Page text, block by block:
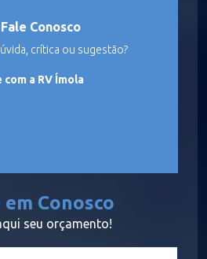
Fale Conosco
crítica ou sugestão?
com a RV Ímola
Conosco
seu orçamento!